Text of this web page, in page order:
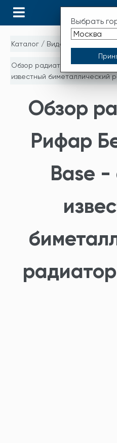
Выбрать
Каталог / Видео
Обзор радиатора Рифар
известный биметаллический
Обзор
Рифар
Base